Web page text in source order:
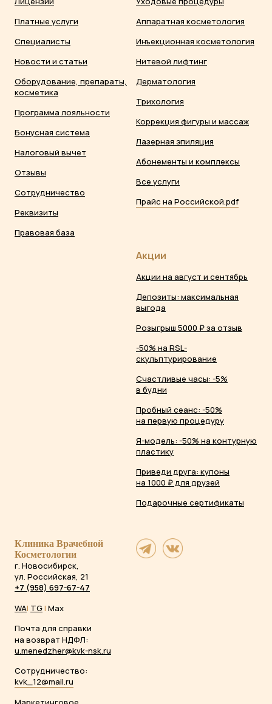
Платные услуги
Специалисты
Новости и статьи
Оборудование, препараты,
косметика
Программа лояльности
Бонусная система
Налоговый вычет
Отзывы
Сотрудничество
Реквизиты
Правовая база
Аппаратная косметология
Инъекционная косметология
Нитевой лифтинг
Дерматология
Трихология
Коррекция фигуры и массаж
Лазерная эпиляция
Абонементы и комплексы
Все услуги
Прайс на Российской.pdf
Акции
Акции на август и сентябрь
Депозиты: максимальная
выгода
Розыгрыш 5000 ₽ за отзыв
-50% на RSL-
скульптурирование
Счастливые часы: -5%
в будни
Пробный сеанс: -50%
на первую процедуру
Я-модель: -50% на контурную
пластику
Приведи друга: купоны
на 1000 ₽ для друзей
Подарочные сертификаты
Клиника Врачебной
Косметологии
г. Новосибирск,
ул. Российская, 21
+7 (958) 697-67-47
WA| TG| Max
Почта для справки
на возврат НДФЛ:
u.menedzher@kvk-nsk.ru
Сотрудничество:
kvk_12@mail.ru